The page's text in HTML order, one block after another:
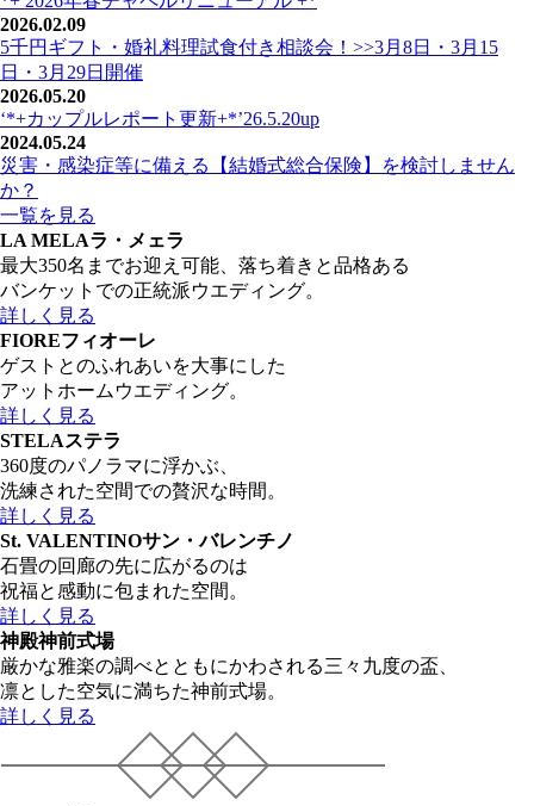
2026.02.09
5千円ギフト・婚礼料理試食付き相談会！>>3月8日・3月15
日・3月29日開催
2026.05.20
‘*+カップルレポート更新+*’26.5.20up
2024.05.24
災害・感染症等に備える【結婚式総合保険】を検討しません
か？
一覧を見る
LA MELAラ・メェラ
最大350名までお迎え可能、落ち着きと品格ある
バンケットでの正統派ウエディング。
詳しく見る
FIOREフィオーレ
ゲストとのふれあいを大事にした
アットホームウエディング。
詳しく見る
STELAステラ
360度のパノラマに浮かぶ、
洗練された空間での贅沢な時間。
詳しく見る
St. VALENTINOサン・バレンチノ
石畳の回廊の先に広がるのは
祝福と感動に包まれた空間。
詳しく見る
神殿神前式場
厳かな雅楽の調べとともにかわされる三々九度の盃、
凛とした空気に満ちた神前式場。
詳しく見る